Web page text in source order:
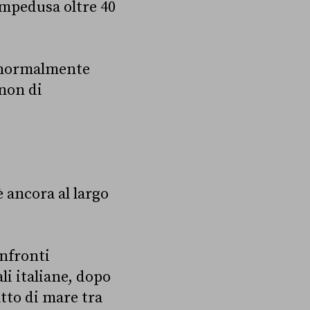
oltre 40
di
ancora al largo
italiane, dopo
di mare tra